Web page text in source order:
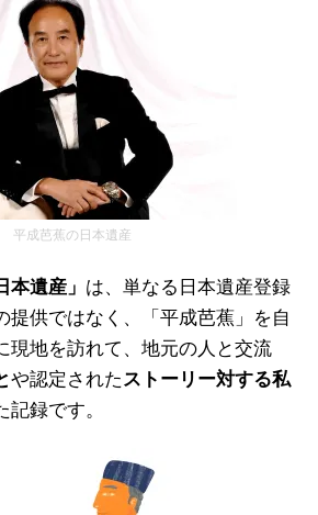
平成芭蕉の日本遺産
本遺産」 は、単なる日本遺産登録
提供ではなく、「平成芭蕉」を自
現地を訪れて、地元の人と交流
や認定されたストーリー対する私
記録です。